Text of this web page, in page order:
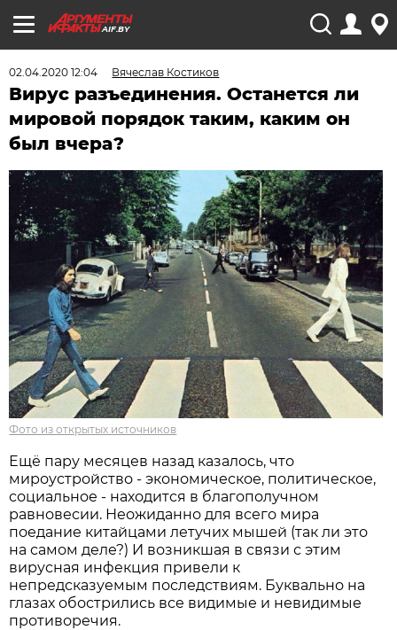
AIF.BY
02.04.2020 12:04 Вячеслав Костиков
Вирус разъединения. Останется ли
мировой порядок таким, каким он
был вчера?
Фото из открытых источников
Ещё пару месяцев назад казалось, что
мироустройство - экономическое, политическое,
социальное - находится в благополучном
равновесии. Неожиданно для всего мира
поедание китайцами летучих мышей (так ли это
на самом деле?) И возникшая в связи с этим
вирусная инфекция привели к
непредсказуемым последствиям. Буквально на
глазах обострились все видимые и невидимые
противоречия.